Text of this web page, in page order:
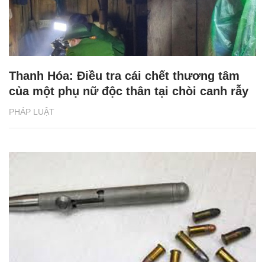
PHÁP LUẬT
Thanh Hóa: Điều tra cái chết thương tâm
của một phụ nữ độc thân tại chòi canh rẫy